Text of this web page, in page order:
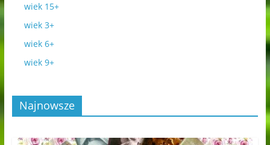
wiek 15+
wiek 3+
wiek 6+
wiek 9+
Najnowsze